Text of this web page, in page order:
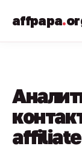
affpapa.